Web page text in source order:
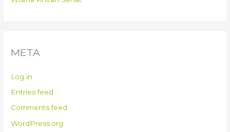
META
Log in
Entries feed
Comments feed
WordPress.org